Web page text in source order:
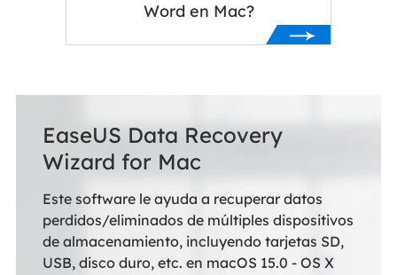
Word en Mac?
EaseUS Data Recovery
Wizard for Mac
Este software le ayuda a recuperar datos
perdidos/eliminados de múltiples dispositivos
de almacenamiento, incluyendo tarjetas SD,
USB, disco duro, etc. en macOS 15.0 - OS X